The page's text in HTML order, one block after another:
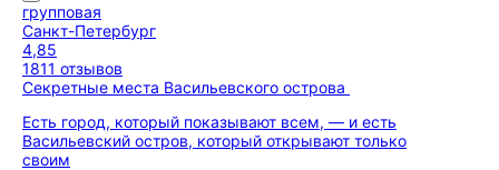
групповая
Санкт-Петербург
4,85
1811 отзывов
Секретные места Васильевского острова
Есть город, который показывают всем, — и есть
Васильевский остров, который открывают только
своим